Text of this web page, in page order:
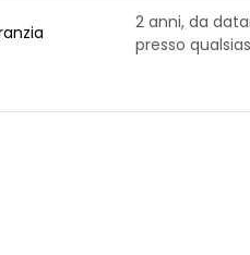
2 anni, da
presso